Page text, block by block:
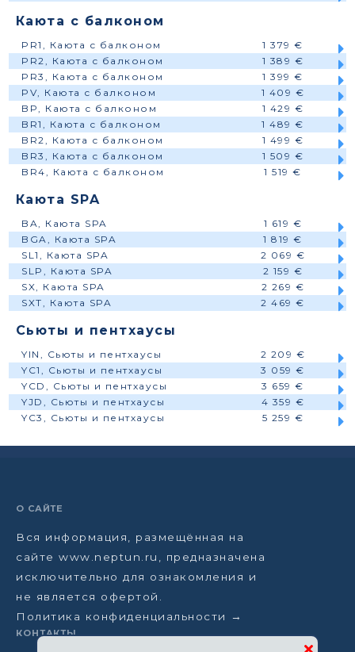
Каюта с балконом
PR1, Каюта с балконом
1 379 €
PR2, Каюта с балконом
1 389 €
PR3, Каюта с балконом
1 399 €
PV, Каюта с балконом
1 409 €
BP, Каюта с балконом
1 429 €
BR1, Каюта с балконом
1 489 €
BR2, Каюта с балконом
1 499 €
BR3, Каюта с балконом
1 509 €
BR4, Каюта с балконом
1 519 €
Каюта SPA
BA, Каюта SPA
1 619 €
BGA, Каюта SPA
1 819 €
SL1, Каюта SPA
2 069 €
SLP, Каюта SPA
2 159 €
SX, Каюта SPA
2 269 €
SXT, Каюта SPA
2 469 €
Сьюты и пентхаусы
YIN, Сьюты и пентхаусы
2 209 €
YC1, Сьюты и пентхаусы
3 059 €
YCD, Сьюты и пентхаусы
3 659 €
YJD, Сьюты и пентхаусы
4 359 €
YC3, Сьюты и пентхаусы
5 259 €
О САЙТЕ
Вся информация, размещённая на
сайте www.neptun.ru, предназначена
исключительно для ознакомления и
не является офертой.
Политика конфиденциальности →
КОНТАКТЫ